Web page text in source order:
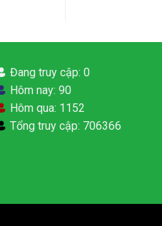
Đang truy cập: 0
Hôm nay: 90
Hôm qua: 1152
Tổng truy cập: 706366